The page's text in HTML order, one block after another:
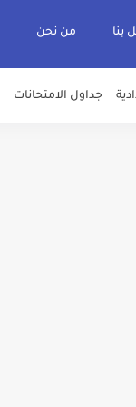
بنا من نحن
جداول الامتحانات